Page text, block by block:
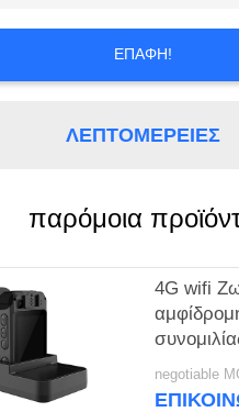
ΕΠΑΦΉ!
ΛΕΠΤΟΜΈΡΕΙΕΣ
παρόμοια
4G wifi
για
negotiable